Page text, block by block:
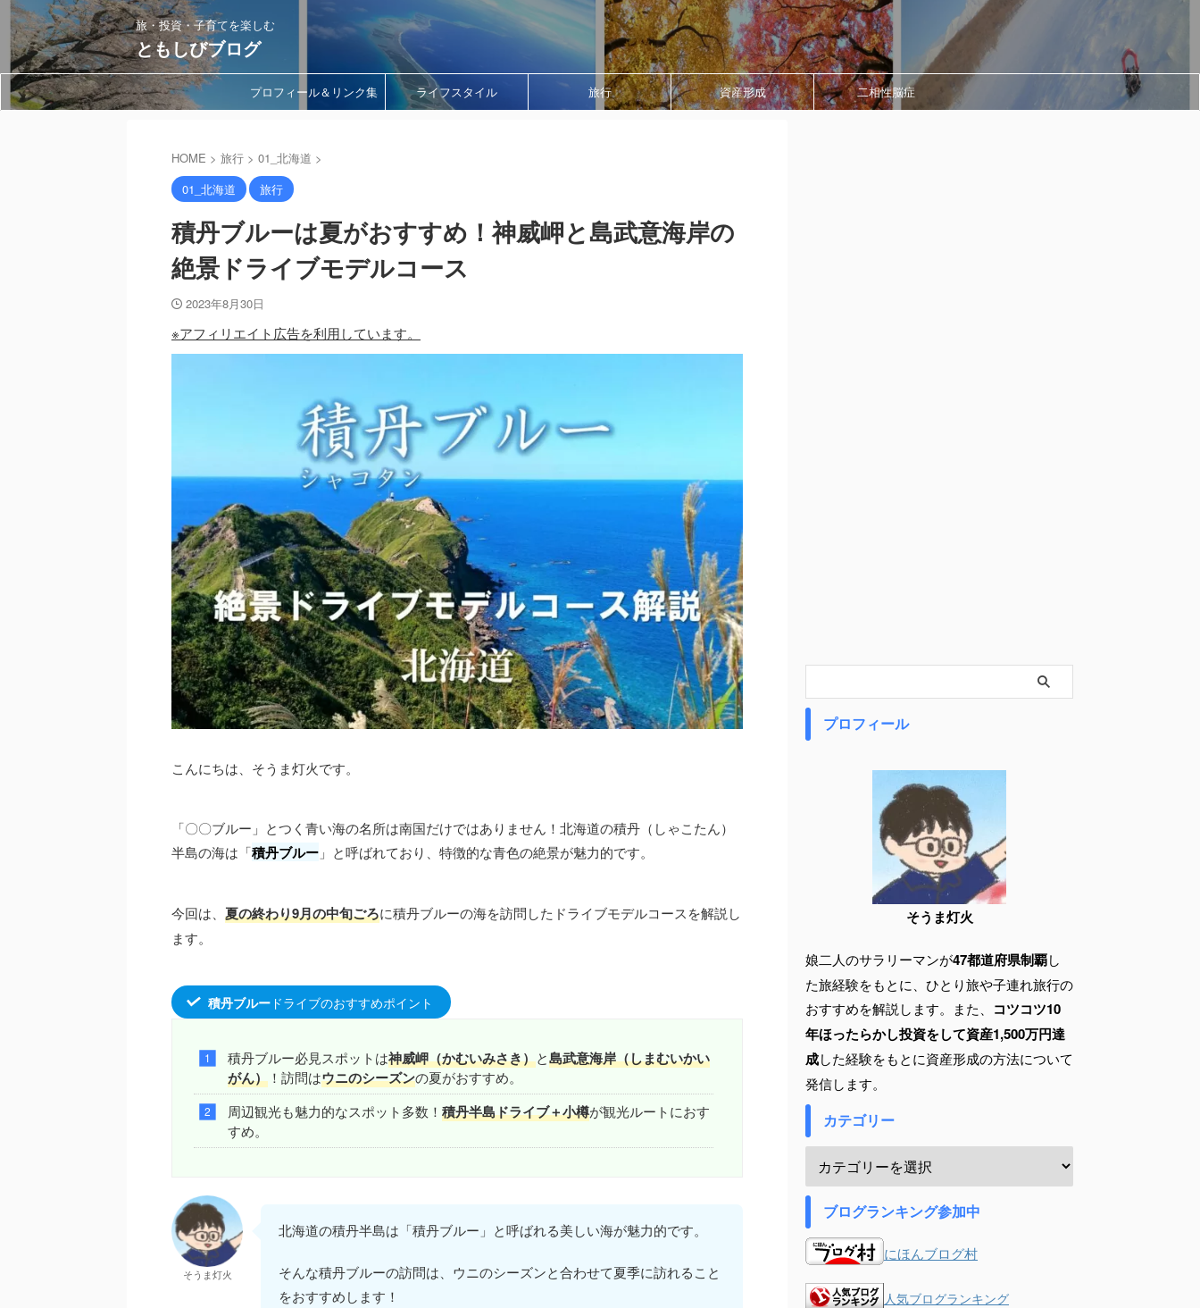
旅・投資・子育てを楽しむ
ともしびブログ
プロフィール＆リンク集 ライフスタイル 旅行 資産形成 二相性脳症
HOME > 旅行 > 01_北海道 >
01_北海道
旅行
積丹ブルーは夏がおすすめ！神威岬と島武意海岸の
絶景ドライブモデルコース
2023年8月30日
※アフィリエイト広告を利用しています。
こんにちは、そうま灯火です。
「〇〇ブルー」とつく青い海の名所は南国だけではありません！北海道の積丹（しゃこたん）
半島の海は「積丹ブルー 」と呼ばれており、特徴的な青色の絶景が魅力的です。
今回は、 夏の終わり9月の中旬ごろに積丹ブルーの海を訪問したドライブモデルコースを解説し
ます。
積丹ブルードライブのおすすめポイント
積丹ブルー必見スポットは神威岬（かむいみさき）と島武意海岸（しまむいかい
がん）！訪問はウニのシーズンの夏がおすすめ。
周辺観光も魅力的なスポット多数！ 積丹半島ドライブ＋小樽が観光ルートにおす
すめ。
そうま灯火
北海道の積丹半島は「積丹ブルー」と呼ばれる美しい海が魅力的です。
そんな積丹ブルーの訪問は、ウニのシーズンと合わせて夏季に訪れること
をおすすめします！
プロフィール
そうま灯火
娘二人のサラリーマンが47都道府県制覇し
た旅経験をもとに、ひとり旅や子連れ旅行の
おすすめを解説します。また、 コツコツ10
年ほったらかし投資をして資産1,500万円達
成した経験をもとに資産形成の方法について
発信します。
カテゴリー
ブログランキング参加中
にほんブログ村
人気ブログランキング